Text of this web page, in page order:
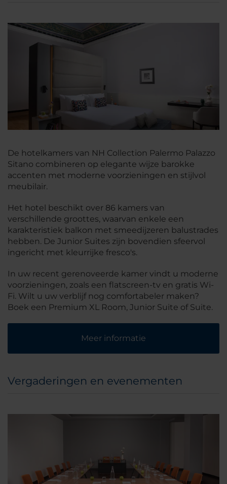
De hotelkamers van NH Collection Palermo Palazzo
Sitano combineren op elegante wijze barokke
accenten met moderne voorzieningen en stijlvol
meubilair.
Het hotel beschikt over 86 kamers van
verschillende groottes, waarvan enkele een
karakteristiek balkon met smeedijzeren balustrades
hebben. De Junior Suites zijn bovendien sfeervol
ingericht met kleurrijke fresco's.
In uw recent gerenoveerde kamer vindt u moderne
voorzieningen, zoals een flatscreen-tv en gratis Wi-
Fi. Wilt u uw verblijf nog comfortabeler maken?
Boek een Premium XL Room, Junior Suite of Suite.
Meer informatie
Vergaderingen en evenementen